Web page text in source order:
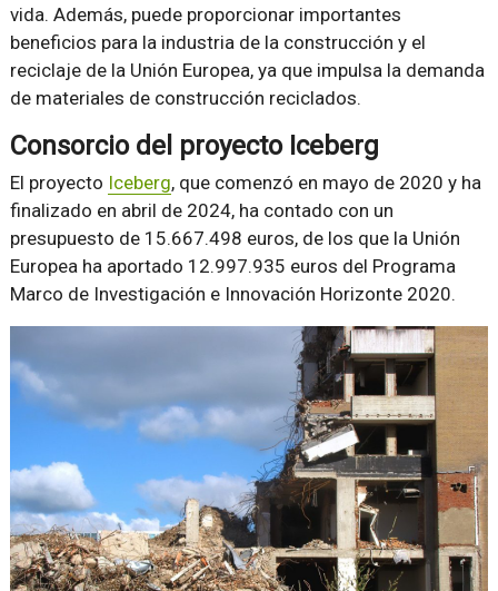
vida. Además, puede proporcionar importantes
beneficios para la industria de la construcción y el
reciclaje de la Unión Europea, ya que impulsa la demanda
de materiales de construcción reciclados.
Consorcio del proyecto Iceberg
El proyecto Iceberg, que comenzó en mayo de 2020 y ha
finalizado en abril de 2024, ha contado con un
presupuesto de 15.667.498 euros, de los que la Unión
Europea ha aportado 12.997.935 euros del Programa
Marco de Investigación e Innovación Horizonte 2020.